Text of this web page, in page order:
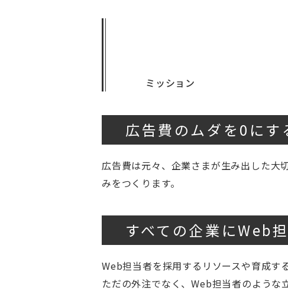
ミッション
広告費のムダを0にす
広告費は元々、企業さまが生み出した大
みをつくります。
すべての企業にWeb
Web担当者を採用するリソースや育成す
ただの外注でなく、Web担当者のような